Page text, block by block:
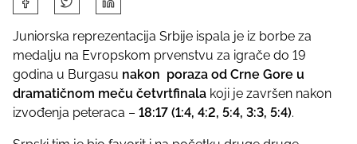
h
a
r
e
t
h
Juniorska reprezentacija Srbije ispala je iz borbe za
medalju na Evropskom prvenstvu za igrače do 19
godina u Burgasu nakon poraza od Crne Gore u
dramatičnom meču četvrtfinala koji je završen nakon
izvođenja peteraca – 18:17 (1:4, 4:2, 5:4, 3:3, 5:4).